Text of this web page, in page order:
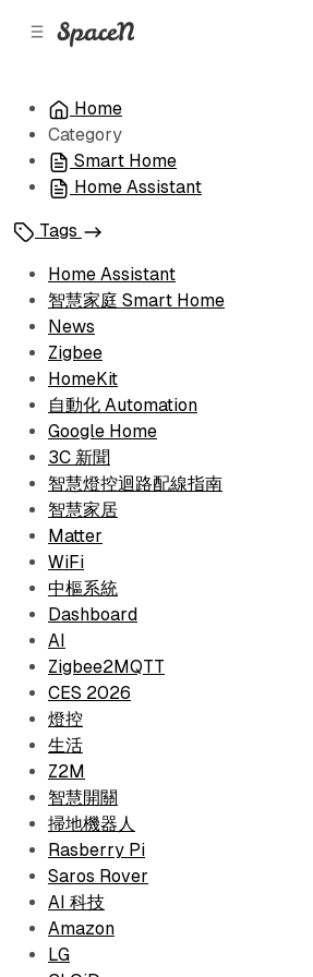
Home
Category
Smart Home
Home Assistant
Tags
Home Assistant
智慧家庭 Smart Home
News
Zigbee
HomeKit
自動化 Automation
Google Home
3C 新聞
智慧燈控迴路配線指南
智慧家居
Matter
WiFi
中樞系統
Dashboard
AI
Zigbee2MQTT
CES 2026
燈控
生活
Z2M
智慧開關
掃地機器人
Rasberry Pi
Saros Rover
AI 科技
Amazon
LG
CES 2026